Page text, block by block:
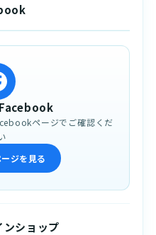
ページでご確認くだ
ジを見る
ンショップ